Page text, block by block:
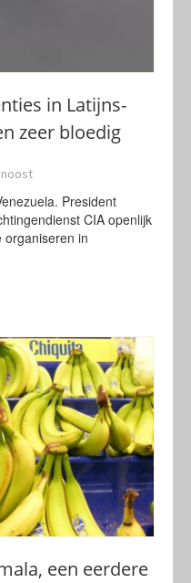
in Latijns-
zeer bloedig
President
CIA openlijk
organiseren in
een eerdere